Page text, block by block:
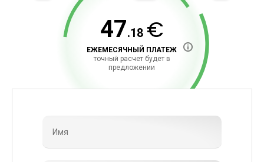
47.18 €
ЕЖЕМЕСЯЧНЫЙ ПЛАТЕЖ
точный расчет будет в
предложении